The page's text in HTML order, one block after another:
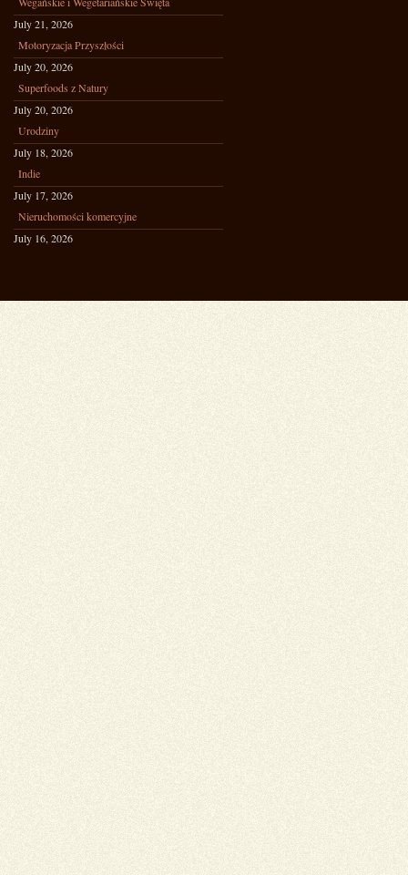
July 21, 2026
Motoryzacja Przyszłości
July 20, 2026
Superfoods z Natury
July 20, 2026
Urodziny
July 18, 2026
Indie
July 17, 2026
Nieruchomości komercyjne
July 16, 2026